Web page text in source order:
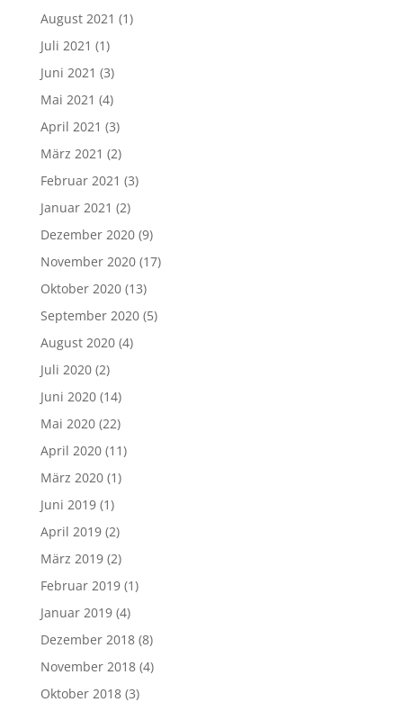
August 2021 (1)
Juli 2021 (1)
Juni 2021 (3)
Mai 2021 (4)
April 2021 (3)
März 2021 (2)
Februar 2021 (3)
Januar 2021 (2)
Dezember 2020(9)
November 2020(17)
Oktober 2020(13)
September 2020(5)
August 2020(4)
Juli 2020(2)
Juni 2020(14)
Mai 2020(22)
April 2020(11)
März 2020(1)
Juni 2019(1)
April 2019(2)
März 2019(2)
Februar 2019(1)
Januar 2019(4)
Dezember 2018(8)
November 2018(4)
Oktober 2018(3)